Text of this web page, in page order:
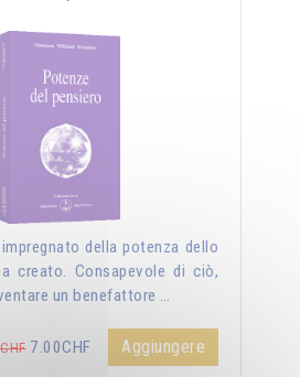
della potenza dello
creato. Consapevole di ciò,
un benefattore …
7.00CHF Aggiungere